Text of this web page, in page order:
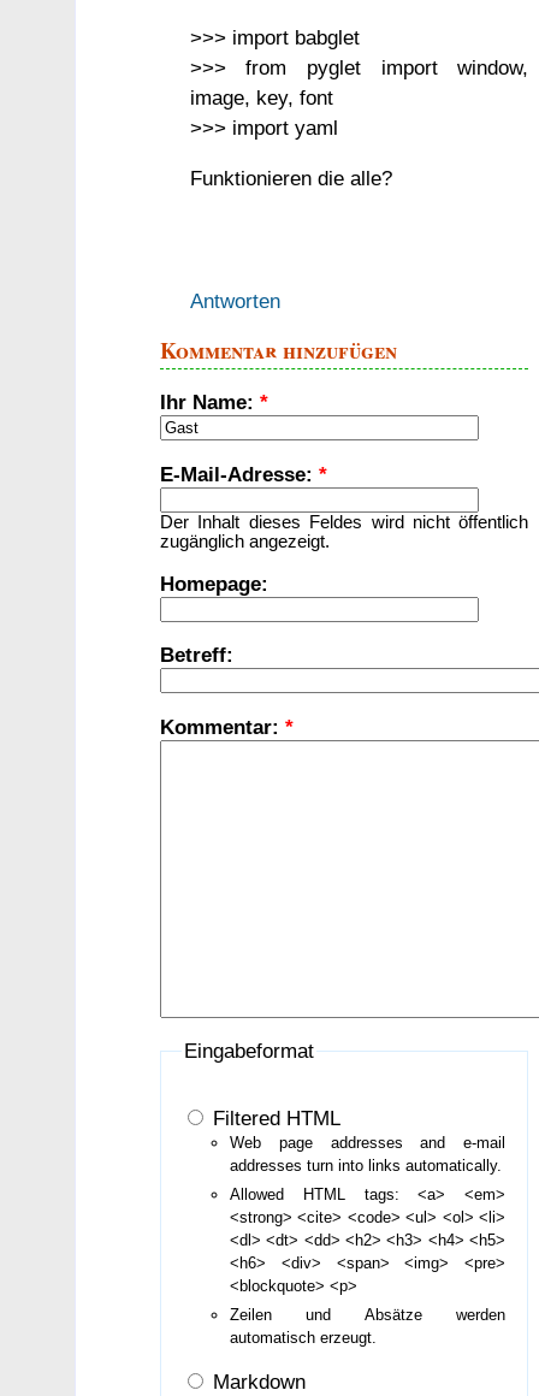
>>> import babglet
>>> from pyglet import window,
image, key, font
>>> import yaml
Funktionieren die alle?
Antworten
Kommentar hinzufügen
Ihr Name: *
E-Mail-Adresse: *
Der Inhalt dieses Feldes wird nicht öffentlich
zugänglich angezeigt.
Homepage:
Betreff:
Kommentar: *
Eingabeformat
Filtered HTML
Web page addresses and e-mail
addresses turn into links automatically.
Allowed HTML tags: <a> <em>
<strong> <cite> <code> <ul> <ol> <li>
<dl> <dt> <dd> <h2> <h3> <h4> <h5>
<h6> <div> <span> <img> <pre>
<blockquote> <p>
Zeilen und Absätze werden
automatisch erzeugt.
Markdown